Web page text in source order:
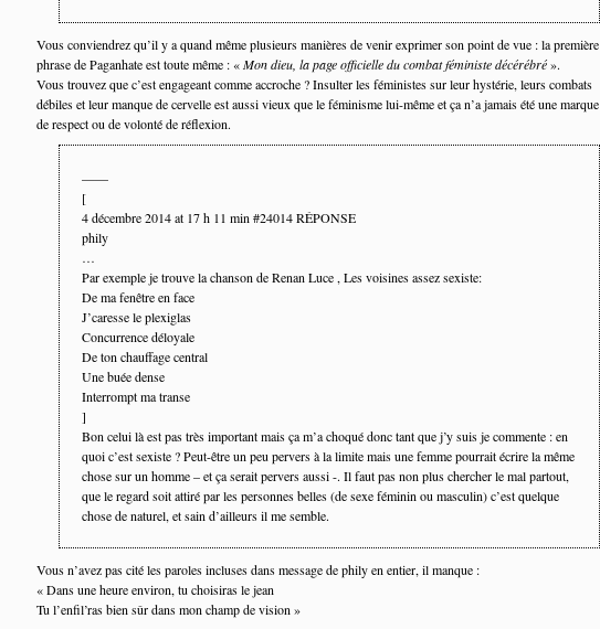
Vous conviendrez qu’il y a quand même plusieurs manières de venir exprimer son point de vue : la première
phrase de Paganhate est toute même : «Mon dieu, la page officielle du combat féministe décérébré».
Vous trouvez que c’est engageant comme accroche ? Insulter les féministes sur leur hystérie, leurs combats
débiles et leur manque de cervelle est aussi vieux que le féminisme lui-même et ça n’a jamais été une marque
de respect ou de volonté de réflexion.
——
[
4 décembre 2014 at 17 h 11 min #24014 RÉPONSE
phily
…
Par exemple je trouve la chanson de Renan Luce , Les voisines assez sexiste:
De ma fenêtre en face
J’caresse le plexiglas
Concurrence déloyale
De ton chauffage central
Une buée dense
Interrompt ma transe
]
Bon celui là est pas très important mais ça m’a choqué donc tant que j’y suis je commente : en
quoi c’est sexiste ? Peut-être un peu pervers à la limite mais une femme pourrait écrire la même
chose sur un homme – et ça serait pervers aussi -. Il faut pas non plus chercher le mal partout,
que le regard soit attiré par les personnes belles (de sexe féminin ou masculin) c’est quelque
chose de naturel, et sain d’ailleurs il me semble.
Vous n’avez pas cité les paroles incluses dans message de phily en entier, il manque :
« Dans une heure environ, tu choisiras le jean
Tu l’enfil’ras bien sûr dans mon champ de vision »